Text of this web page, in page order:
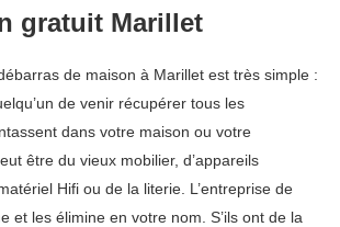
gratuit Marillet
de maison à Marillet est très simple :
de venir récupérer tous les
dans votre maison ou votre
être du vieux mobilier, d’appareils
Hifi ou de la literie. L’entreprise de
et les élimine en votre nom. S’ils ont de la